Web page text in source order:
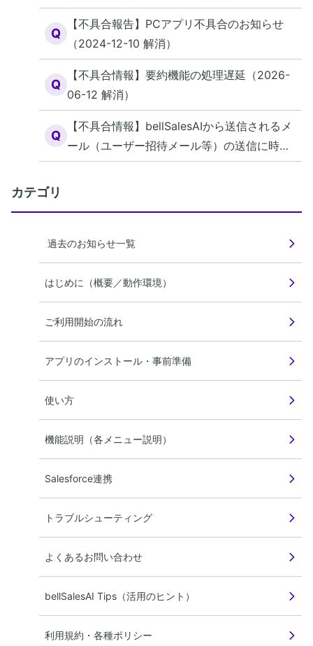
Q
【不具合報告】PCアプリ不具合のお知らせ
（2024-12-10 解消）
Q
【不具合情報】要約機能の処理遅延（2026-
06-12 解消）
Q
【不具合情報】bellSalesAIから送信されるメ
ール（ユーザー招待メール等）の送信に時間
がかかる（2026-06-12 解消）
カテゴリ
過去のお知らせ一覧
はじめに（概要／動作環境）
ご利用開始の流れ
アプリのインストール・事前準備
使い方
機能説明（各メニュー説明）
Salesforce連携
トラブルシューティング
よくあるお問い合わせ
bellSalesAI Tips（活用のヒント）
利用規約・各種ポリシー